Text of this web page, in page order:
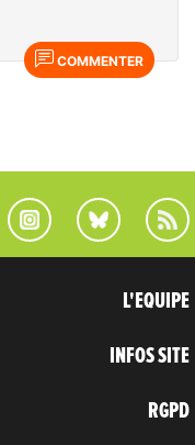
COMMENTER
L'EQUIPE
INFOS SITE
RGPD